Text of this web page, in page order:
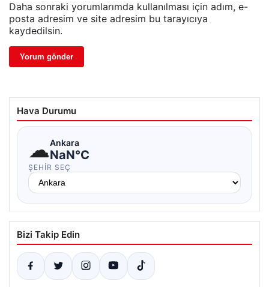
Daha sonraki yorumlarımda kullanılması için adım, e-
posta adresim ve site adresim bu tarayıcıya
kaydedilsin.
Hava Durumu
☁Ankara
NaN°C
ŞEHIR SEÇ
Bizi Takip Edin